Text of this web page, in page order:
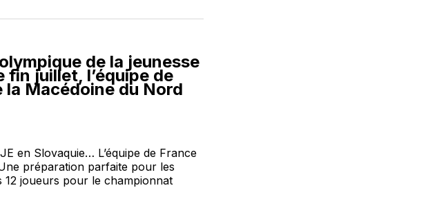
Facebook
LinkedInWhatsApp
Courriel
de la jeunesse
fin juillet, l’équipe de
la Macédoine du Nord
en Slovaquie… L’équipe de France
préparation parfaite pour les
12 joueurs pour le championnat